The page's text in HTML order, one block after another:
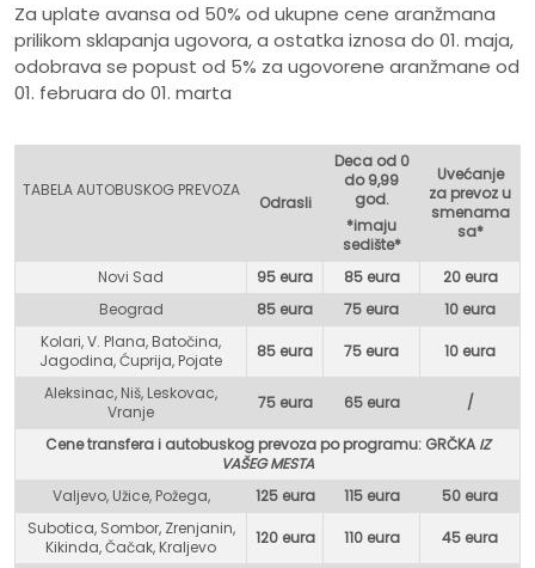
Za uplate avansa od 50% od ukupne cene aranžmana
prilikom sklapanja ugovora, a ostatka iznosa do 01. maja,
odobrava se popust od 5% za ugovorene aranžmane od
01. februara do 01. marta
TABELA AUTOBUSKOG PREVOZA
Odrasli
Deca od 0
do 9,99
god.
*imaju
sedište*
Uvećanje
za prevoz u
smenama
sa*
Novi Sad 95 eura 85 eura
20 eura
Beograd
85 eura 75 eura
10 eura
Kolari, V. Plana, Batočina,
Jagodina, Ćuprija, Pojate
85 eura 75 eura 10 eura
Aleksinac, Niš, Leskovac,
Vranje
75 eura 65 eura /
Cene transfera i autobuskog prevoza po programu: GRČKA IZ
VAŠEG MESTA
Valjevo, Užice, Požega,
125 eura 115 eura
50 eura
Subotica, Sombor, Zrenjanin,
Kikinda, Čačak, Kraljevo
120 eura 110 eura 45 eura